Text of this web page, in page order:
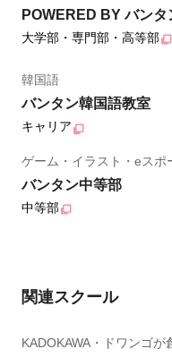
POWERED BY バンタ
大学部・専門部・高等部
韓国語
バンタン韓国語教室
キャリア
ゲーム・イラスト・eスポ
バンタン中等部
中等部
関連スクール
KADOKAWA・ドワンゴが